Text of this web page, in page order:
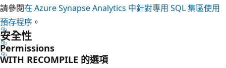
請參閱在 Azure Synapse Analytics 中針對專用 SQL 集區使用
預存程序 。
安全性
Permissions
WITH RECOMPILE 的選項